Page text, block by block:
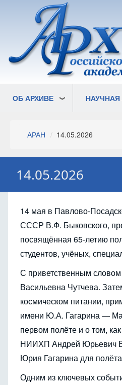
основному
содержанию
ОБ АРХИВЕ
Строка
АРАН 14.05.2026
14.05.2026
14 мая в Павлово-
СССР В.Ф. Быковского,
посвящённая 65-летию
студентов, учёных,
С приветственным
Васильевна Чутчева.
космическом питании,
имени Ю.А. Гагарина —
первом полёте и о том,
НИИХП Андрей Юрьевич
Юрия Гагарина для
Одним из ключевых